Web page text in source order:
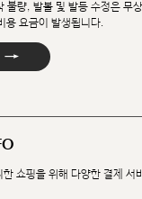
불량, 발볼 및 발등 수정은 무
용 요금이 발생됩니다.
→
쇼핑을 위해 다양한 결제 서